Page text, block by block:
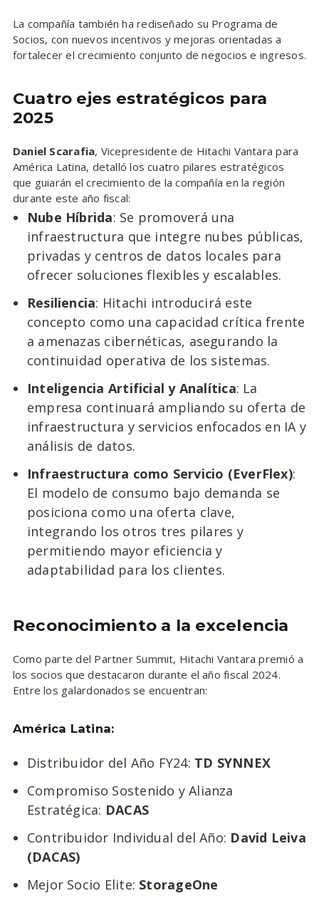
La compañía también ha rediseñado su Programa de
Socios, con nuevos incentivos y mejoras orientadas a
fortalecer el crecimiento conjunto de negocios e ingresos.
Cuatro ejes estratégicos para
2025
Daniel Scarafia, Vicepresidente de Hitachi Vantara para
América Latina, detalló los cuatro pilares estratégicos
que guiarán el crecimiento de la compañía en la región
durante este año fiscal:
Nube Híbrida: Se promoverá una
infraestructura que integre nubes públicas,
privadas y centros de datos locales para
ofrecer soluciones flexibles y escalables.
Resiliencia: Hitachi introducirá este
concepto como una capacidad crítica frente
a amenazas cibernéticas, asegurando la
continuidad operativa de los sistemas.
Inteligencia Artificial y Analítica: La
empresa continuará ampliando su oferta de
infraestructura y servicios enfocados en IA y
análisis de datos.
Infraestructura como Servicio (EverFlex):
El modelo de consumo bajo demanda se
posiciona como una oferta clave,
integrando los otros tres pilares y
permitiendo mayor eficiencia y
adaptabilidad para los clientes.
Reconocimiento a la excelencia
Como parte del Partner Summit, Hitachi Vantara premió a
los socios que destacaron durante el año fiscal 2024.
Entre los galardonados se encuentran:
América Latina:
Distribuidor del Año FY24: TD SYNNEX
Compromiso Sostenido y Alianza
Estratégica: DACAS
Contribuidor Individual del Año: David Leiva
(DACAS)
Mejor Socio Elite: StorageOne